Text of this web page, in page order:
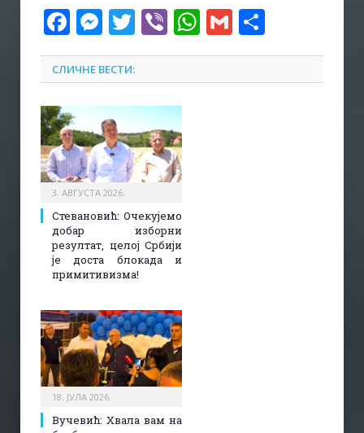
Facebook
Messenger
Twitter
ViberWhatsApp
Gmail
СЛИЧНЕ ВЕСТИ:
3. АВГУСТА 2026.
Стевановић: Очекујемо
добар изборни
резултат, целој Србији
је доста блокада и
примитивизма!
18. ЈУЛА 2026.
Вучевић: Хвала вам на